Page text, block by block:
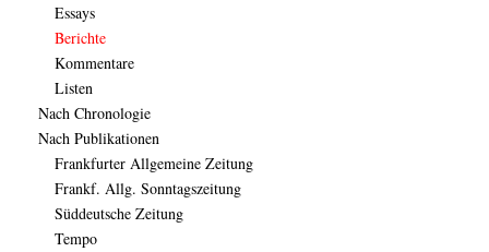
Essays
Berichte
Kommentare
Listen
Nach Chronologie
Nach Publikationen
Frankfurter Allgemeine Zeitung
Frankf. Allg. Sonntagszeitung
Süddeutsche Zeitung
Tempo